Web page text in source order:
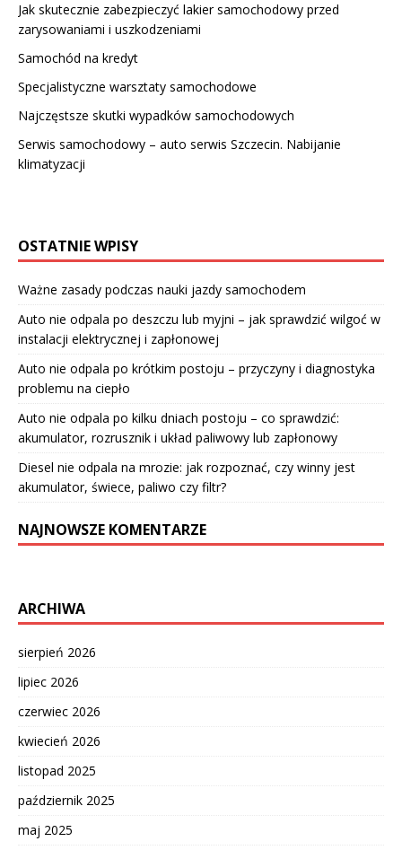
Jak skutecznie zabezpieczyć lakier samochodowy przed
zarysowaniami i uszkodzeniami
Samochód na kredyt
Specjalistyczne warsztaty samochodowe
Najczęstsze skutki wypadków samochodowych
Serwis samochodowy – auto serwis Szczecin. Nabijanie
klimatyzacji
OSTATNIE WPISY
Ważne zasady podczas nauki jazdy samochodem
Auto nie odpala po deszczu lub myjni – jak sprawdzić wilgoć w
instalacji elektrycznej i zapłonowej
Auto nie odpala po krótkim postoju – przyczyny i diagnostyka
problemu na ciepło
Auto nie odpala po kilku dniach postoju – co sprawdzić:
akumulator, rozrusznik i układ paliwowy lub zapłonowy
Diesel nie odpala na mrozie: jak rozpoznać, czy winny jest
akumulator, świece, paliwo czy filtr?
NAJNOWSZE KOMENTARZE
ARCHIWA
sierpień 2026
lipiec 2026
czerwiec 2026
kwiecień 2026
listopad 2025
październik 2025
maj 2025